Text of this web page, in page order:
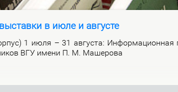
в июле и августе
1 июля – 31 ав­гу­ста: Ин­фор­ма­ци­он­ная
ВГУ име­ни П. М. Ма­ше­ро­ва